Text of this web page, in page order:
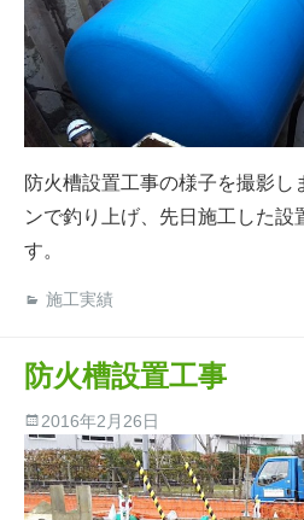
防火槽設置工事の様子を撮影し
ンで釣り上げ、先日施工した設
す。
施工実績
防火槽設置工事
2016年2月26日